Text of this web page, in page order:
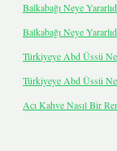
Balkabağı Neye
Balkabağı Neye
Türkiyeye Abd Üssü
Türkiyeye Abd Üssü
Acı Kahve Nasıl Bir